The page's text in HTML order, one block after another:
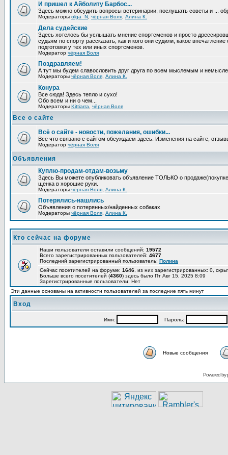
И пришел к Айболиту Барбос...
Здесь можно обсудить вопросы ветеринарии, послушать советы и ...
Модераторы olga_N чёрная Воля Алина К.
Дела судейские
Здесь хотелось бы услышать мнение спортсменов и просто
судьям по спорту рассказать, как и кого они судили, какое
подготовки у тех или иных спортсменов.
Модератор чёрная Воля
Поздравляем!
А тут мы будем славословить друг друга по всем мыслемым и
Модераторы чёрная Воля Алина К.
Конура
Все сюда! Здесь тепло и сухо!
Обо всем и ни о чем...
Модераторы Kittiarra чёрная Воля
Все о сайте
Всё о сайте - новости, пожелания, ошибки...
Все что связано с сайтом обсуждаем здесь. Изменения на сайте,
Модератор чёрная Воля
Объявления
Куплю-продам-отдам-возьму
Здесь Вы можете опубликовать объявление ТОЛЬКО о
щенка в хорошие руки.
Модераторы чёрная Воля Алина К.
Потерялись-нашлись
Объявления о потерянных/найденных собаках
Модераторы чёрная Воля Алина К.
Кто сейчас на форуме
Наши пользователи оставили сообщений: 19572
Всего зарегистрированных пользователей: 4677
Последний зарегистрированный пользователь: Полина
Сейчас посетителей на форуме: 1646 , из них зарегистрированных: 0,
Больше всего посетителей (4360) здесь было Пт Авг 15, 2025 8:09
Зарегистрированные пользователи: Нет
Эти данные основаны на активности пользователей за последние пять минут
Вход
Имя: Пароль:
Новые сообщения
Powered by